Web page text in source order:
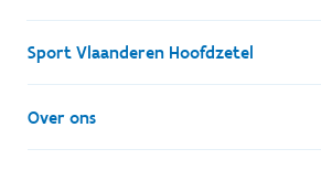
Sport Vlaanderen Hoofdzetel
Simon Bolivarlaan 17
1000 Brussel
Over ons